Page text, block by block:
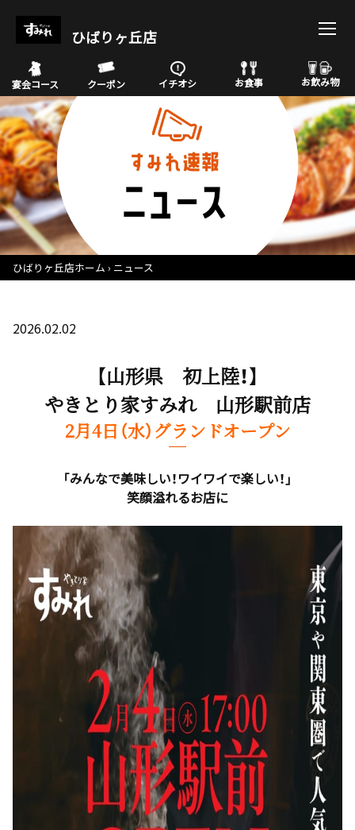
ひばりヶ丘店
宴会コース クーポン イチオシ お食事 お飲み物
ひばりヶ丘店ホーム ニュース
2026.02.02
【山形県 初上陸！】
やきとり家すみれ 山形駅前店
2月4日（水）グランドオープン
「みんなで美味しい！ワイワイで楽しい！」
笑顔溢れるお店に